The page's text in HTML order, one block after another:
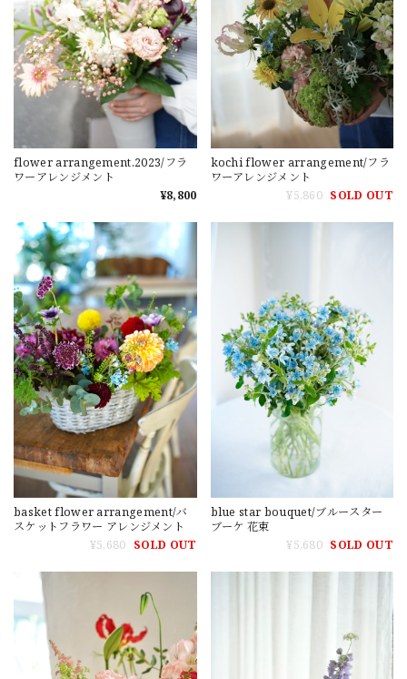
flower arrangement.2023/フラ
ワーアレンジメント
¥8,800
kochi flower arrangement/フラ
ワーアレンジメント
¥5,860 SOLD OUT
basket flower arrangement/バ
スケットフラワー アレンジメント
¥5,680 SOLD OUT
blue star bouquet/ブルースター
ブーケ 花束
¥5,680 SOLD OUT